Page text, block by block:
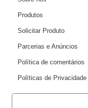
Produtos
Solicitar Produto
Parcerias e Anúncios
Política de comentários
Políticas de Privacidade